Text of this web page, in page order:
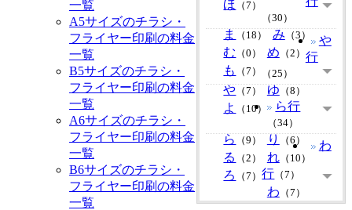
ほ （7）
（30）
ま （18） み （3）
む （0） め （2）
も （7）
や
行
（25）
や （7） ゆ （8）
よ （10） ら行
（34）
ら （9） り （6）
る （2） れ（10）
ろ （7）
わ
行 （7）
わ （7）
一覧
A5サイズのチラシ・
フライヤー印刷の料金
一覧
B5サイズのチラシ・
フライヤー印刷の料金
一覧
A6サイズのチラシ・
フライヤー印刷の料金
一覧
B6サイズのチラシ・
フライヤー印刷の料金
一覧